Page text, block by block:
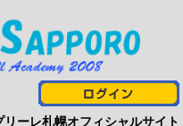
リーレ札幌オフィシャルサイト